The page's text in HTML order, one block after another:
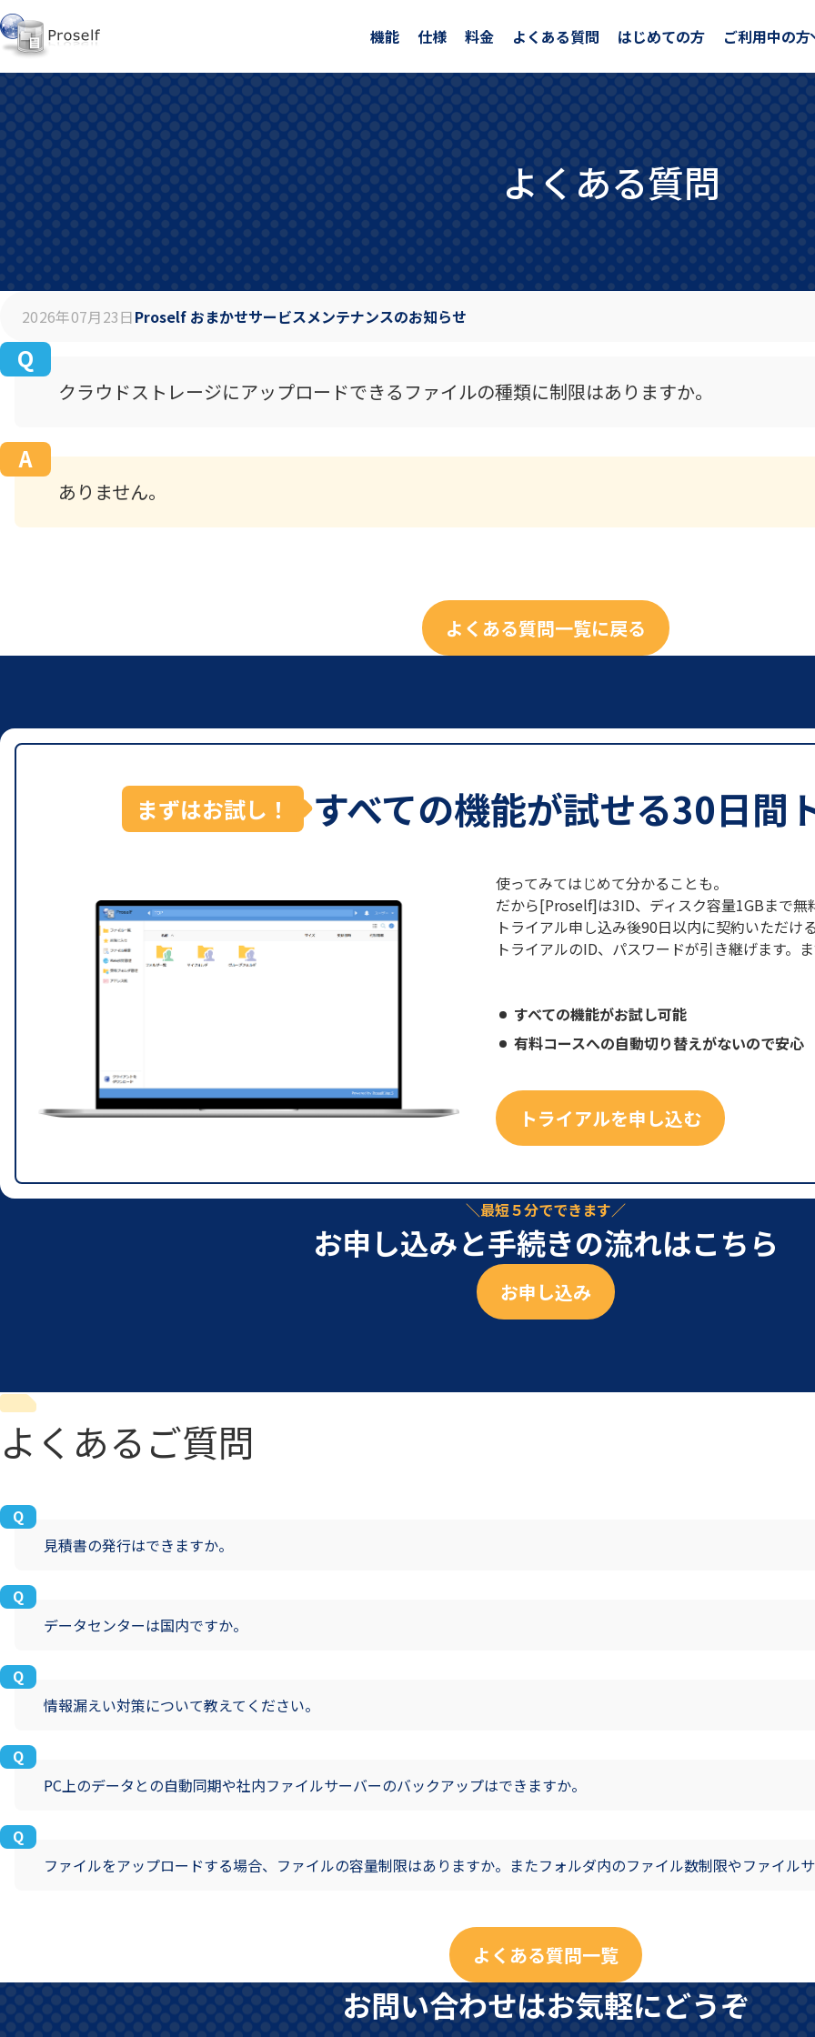
機能 仕様 料金 よくある質問 はじめての方 ご利用中の方
よくある質問
2026年07月23日Proself おまかせサービスメンテナンスのお知らせ
クラウドストレージにアップロードできるファイルの種類に制限はありますか。
ありません。
よくある質問一覧に戻る
まずはお試し！ すべての機能が試せる30日間
使ってみてはじめて分かることも。
だから[Proself]は3ID、ディスク容量1GBまで無
トライアル申し込み後90日以内に契約いただける
トライアルのID、パスワードが引き継げます。
すべての機能がお試し可能
有料コースへの自動切り替えがないので安心
トライアルを申し込む
最短５分でできます
お申し込みと手続きの流れはこちら
お申し込み
よくあるご質問
見積書の発行はできますか。
データセンターは国内ですか。
情報漏えい対策について教えてください。
PC上のデータとの自動同期や社内ファイルサーバーのバックアップはできますか。
ファイルをアップロードする場合、ファイルの容量制限はありますか。またフォルダ内のファイル数制限やファイル
よくある質問一覧
お問い合わせはお気軽にどうぞ